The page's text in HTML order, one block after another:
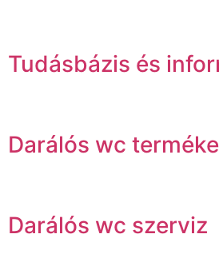
Tudásbázis és
Darálós wc
Darálós wc szerviz